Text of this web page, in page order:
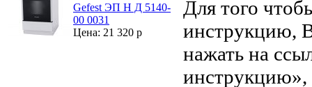
Gefest ЭП Н Д 5140-
00 0031
Цена: 21 320 р
Для того
инструкцию,
нажать на